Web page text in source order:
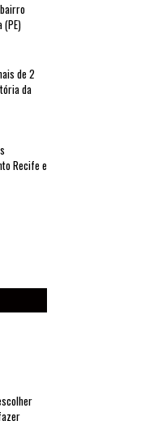
(PE)
de 2
da
Recife e